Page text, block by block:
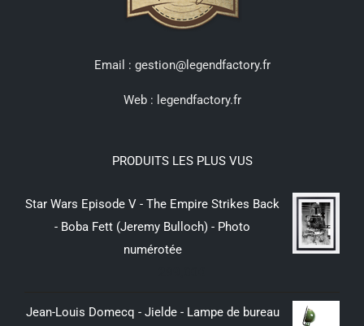
Email : gestion@legendfactory.fr
Web : legendfactory.fr
PRODUITS LES PLUS VUS
Star Wars Episode V - The Empire Strikes Back
- Boba Fett (Jeremy Bulloch) - Photo
numérotée
Jean-Louis Domecq - Jielde - Lampe de bureau